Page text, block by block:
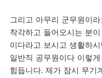
그리고 아무리 군무원이
착각하고 들어오시는 분
이다라고 보시고 생활하
일반직 공무원이다 이렇
힘듭니다. 제가 잠시 무기